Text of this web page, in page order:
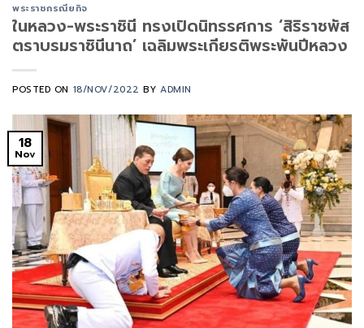
พระราชกรณียกิจ
ในหลวง-พระราชินี ทรงเปิดนิทรรศการ ‘สิริราชพัส
ตราบรมราชินีนาถ’ เฉลิมพระเกียรติพระพันปีหลวง
POSTED ON 18/NOV/2022 BYADMIN
18
Nov